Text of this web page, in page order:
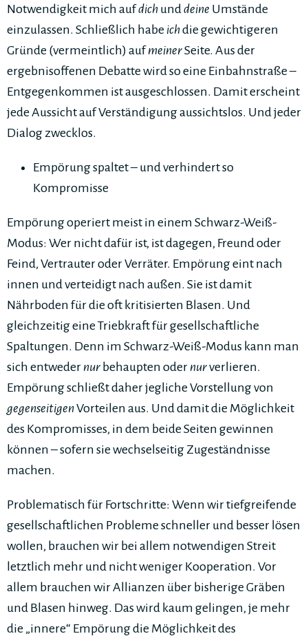
Notwendigkeit mich aufdich unddeine Umstände
einzulassen. Schließlich habe ichdie gewichtigeren
Gründe (vermeintlich) aufmeinerSeite. Aus der
ergebnisoffenen Debatte wird so eine Einbahnstraße –
Entgegenkommen ist ausgeschlossen. Damit erscheint
jede Aussicht auf Verständigung aussichtslos. Und jeder
Dialog zwecklos.
Empörung spaltet – und verhindert so
Kompromisse
Empörung operiert meist in einem Schwarz-Weiß-
Modus: Wer nicht dafür ist, ist dagegen, Freund oder
Feind, Vertrauter oder Verräter. Empörung eint nach
innen und verteidigt nach außen. Sie ist damit
Nährboden für die oft kritisierten Blasen. Und
gleichzeitig eine Triebkraft für gesellschaftliche
Spaltungen. Denn im Schwarz-Weiß-Modus kann man
sich entweder nur behaupten oder nurverlieren.
Empörung schließt daher jegliche Vorstellung von
gegenseitigenVorteilen aus. Und damit die Möglichkeit
des Kompromisses, in dem beide Seiten gewinnen
können – sofern sie wechselseitig Zugeständnisse
machen.
Problematisch für Fortschritte: Wenn wir tiefgreifende
gesellschaftlichen Probleme schneller und besser lösen
wollen, brauchen wir bei allem notwendigen Streit
letztlich mehr und nicht weniger Kooperation. Vor
allem brauchen wir Allianzen über bisherige Gräben
und Blasen hinweg. Das wird kaum gelingen, je mehr
die „innere“ Empörung die Möglichkeit des